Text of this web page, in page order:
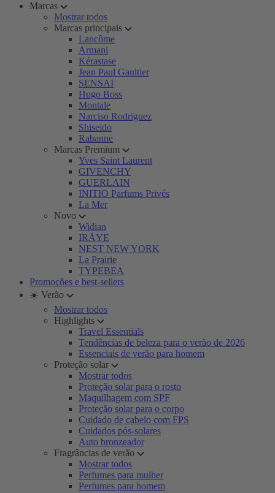
Marcas
Mostrar todos
Marcas principais
Lancôme
Armani
Kérastase
Jean Paul Gaultier
SENSAI
Hugo Boss
Montale
Narciso Rodriguez
Shiseido
Rabanne
Marcas Premium
Yves Saint Laurent
GIVENCHY
GUERLAIN
INITIO Parfums Privés
La Mer
Novo
Widian
IRÄYE
NEST NEW YORK
La Prairie
TYPEBEA
Promoções e best-sellers
☀️ Verão
Mostrar todos
Highlights
Travel Essentials
Tendências de beleza para o verão de 2026
Essenciais de verão para homem
Proteção solar
Mostrar todos
Proteção solar para o rosto
Maquilhagem com SPF
Proteção solar para o corpo
Cuidado de cabelo com FPS
Cuidados pós-solares
Auto bronzeador
Fragrâncias de verão
Mostrar todos
Perfumes para mulher
Perfumes para homem